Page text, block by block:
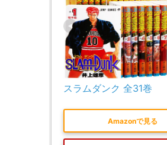
スラムダンク 全31巻
Amazonで見る